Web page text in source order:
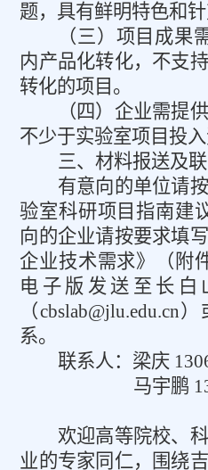
题，具有鲜明特色和针
（三）项目成果
内产品化转化，不支
转化的项目。
（四）企业需提
不少于实验室项目投入
三、材料报送及
有意向的单位请
验室科研项目指南建
向的企业请按要求填
企业技术需求》（附
电子版发送至长白
（cbslab@jlu.edu.cn）
系。
联系人：梁庆
马宇鹏
欢迎高等院校、
业的专家同仁，围绕